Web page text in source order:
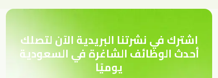
اشترك في نشرتنا البريدية الآن لتصلك
أحدث الوظائف الشاغرة في السعودية
يوميًا